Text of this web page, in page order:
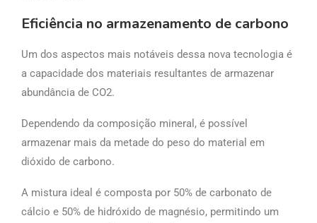
Eficiência no armazenamento de carbono
Um dos aspectos mais notáveis dessa nova tecnologia é
a capacidade dos materiais resultantes de armazenar
abundância de CO2.
Dependendo da composição mineral, é possível
armazenar mais da metade do peso do material em
dióxido de carbono.
A mistura ideal é composta por 50% de carbonato de
cálcio e 50% de hidróxido de magnésio, permitindo um